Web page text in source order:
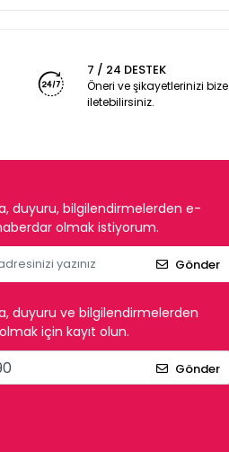
7 / 24 DESTEK
Öneri ve şikayetlerinizi bize
iletebilirsiniz.
duyuru, bilgilendirmelerden e-
olmak istiyorum.
Gönder
duyuru ve bilgilendirmelerden
için kayıt olun.
Gönder